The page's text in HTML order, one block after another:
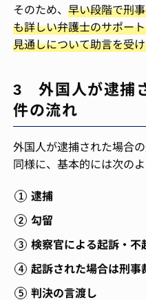
そのため、早い段階で刑
も詳しい弁護士のサポー
見通しについて助言を受
3 外国人が逮捕
件の流れ
外国人が逮捕された場合
同様に、基本的には次のよ
逮捕
勾留
検察官による起訴・不
起訴された場合は刑事
判決の言渡し